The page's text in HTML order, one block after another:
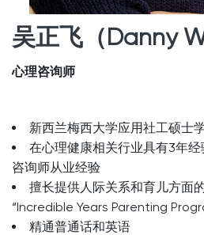
吴正飞（Danny
心理咨询师
新西兰梅西大学应用社工硕士
在心理健康相关行业具有3年
咨询师从业经验
擅长提供人际关系和育儿方面
“Incredible Years Parenting
精通普通话和英语